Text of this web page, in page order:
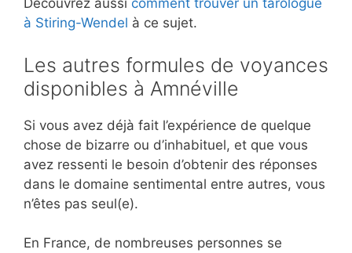
Découvrez aussi comment trouver un tarologue
à Stiring-Wendel à ce sujet.
Les autres formules de voyances
disponibles à Amnéville
Si vous avez déjà fait l’expérience de quelque
chose de bizarre ou d’inhabituel, et que vous
avez ressenti le besoin d’obtenir des réponses
dans le domaine sentimental entre autres, vous
n’êtes pas seul(e).
En France, de nombreuses personnes se